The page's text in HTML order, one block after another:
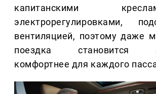
капитанскими
электрорегулировками,
вентиляцией, поэтому даже
поездка становится
комфортнее для каждого